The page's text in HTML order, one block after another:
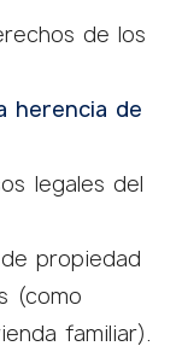
de los
herencia de
legales del
propiedad
(como
familiar).